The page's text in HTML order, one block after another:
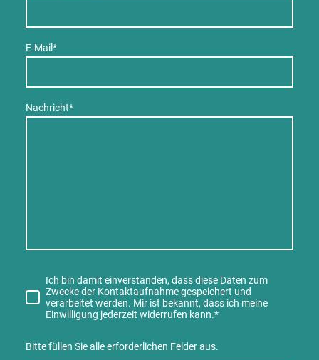
E-Mail*
Nachricht*
Ich bin damit einverstanden, dass diese Daten zum
Zwecke der Kontaktaufnahme gespeichert und
verarbeitet werden. Mir ist bekannt, dass ich meine
Einwilligung jederzeit widerrufen kann.*
Bitte füllen Sie alle erforderlichen Felder aus.